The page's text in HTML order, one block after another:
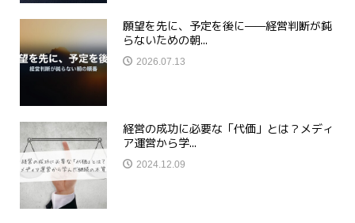
願望を先に、予定を後に——経営判断が鈍
らないための朝...
2026.07.13
経営の成功に必要な「代価」とは？メディ
ア運営から学...
2024.12.09